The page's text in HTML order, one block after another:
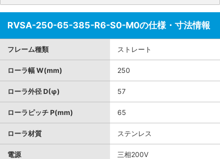
RVSA-250-65-385-R6-S0-M0の仕様・寸法情報
フレーム種類 ストレート
ローラ幅 W(mm) 250
ローラ外径 D(φ) 57
ローラピッチ P(mm) 65
ローラ材質 ステンレス
電源 三相200V